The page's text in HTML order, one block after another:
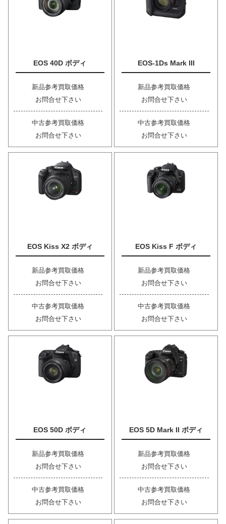
EOS 40D ボディ
新品参考買取価格
お問合せ下さい
中古参考買取価格
お問合せ下さい
EOS-1Ds Mark III
新品参考買取価格
お問合せ下さい
中古参考買取価格
お問合せ下さい
EOS Kiss X2 ボディ
新品参考買取価格
お問合せ下さい
中古参考買取価格
お問合せ下さい
EOS Kiss F ボディ
新品参考買取価格
お問合せ下さい
中古参考買取価格
お問合せ下さい
EOS 50D ボディ
新品参考買取価格
お問合せ下さい
中古参考買取価格
お問合せ下さい
EOS 5D Mark II ボディ
新品参考買取価格
お問合せ下さい
中古参考買取価格
お問合せ下さい